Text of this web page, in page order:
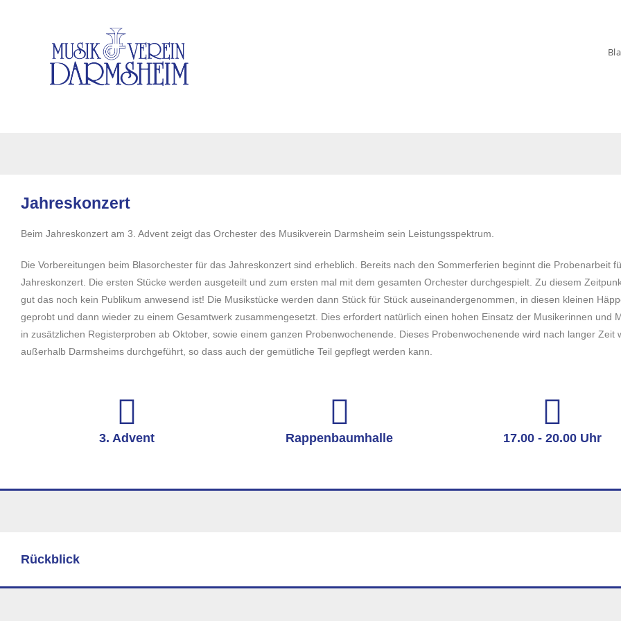
Jahreskonzert
Beim Jahreskonzert am 3. Advent zeigt das Orchester des Musikverein Darmsheim sein Leistungsspektrum.
Die Vorbereitungen beim Blasorchester für das Jahreskonzert sind erheblich. Bereits nach den Sommerferien beginnt die Probenarbeit
Jahreskonzert. Die ersten Stücke werden ausgeteilt und zum ersten mal mit dem gesamten Orchester durchgespielt. Zu diesem
gut das noch kein Publikum anwesend ist! Die Musikstücke werden dann Stück für Stück auseinandergenommen, in diesen kleinen
geprobt und dann wieder zu einem Gesamtwerk zusammengesetzt. Dies erfordert natürlich einen hohen Einsatz der Musikerinnen und
in zusätzlichen Registerproben ab Oktober, sowie einem ganzen Probenwochenende. Dieses Probenwochenende wird nach langer Zeit
außerhalb Darmsheims durchgeführt, so dass auch der gemütliche Teil gepflegt werden kann.
3. Advent Rappenbaumhalle 17.00 - 20.00 Uhr
Rückblick